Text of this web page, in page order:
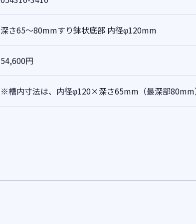
深さ65～80mmすり鉢状底部 内径φ120mm
54,600円
※槽内寸法は、内径φ120×深さ65mm（最深部80mm